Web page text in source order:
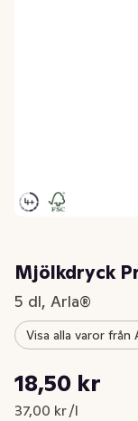
Mjölkdryck
5 dl, Arla®
Visa alla varor från
Nuvarande pris är:
18,50 kr
37,00 kr /l
Styckpris: 37,00 kr /l